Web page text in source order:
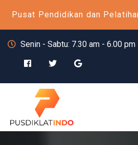
Pusat Pendidikan dan
Senin - Sabtu: 7.30 am - 6.00 pm